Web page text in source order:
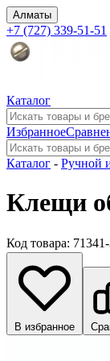
Алматы
+7 (727) 339-51-51
Каталог
Избранное
Каталог - Ручной
Клещи
Код товара: 71341-
В избранное